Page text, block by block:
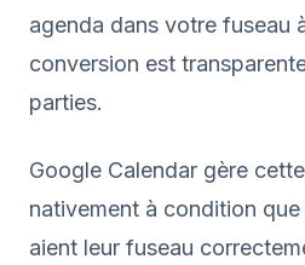
agenda dans votre fuseau
conversion est
parties.
Google Calendar gère
nativement à condition
aient leur fuseau